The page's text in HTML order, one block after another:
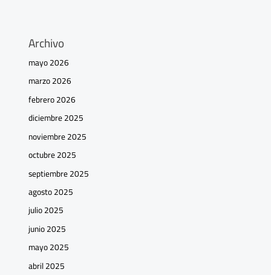
Archivo
mayo 2026
marzo 2026
febrero 2026
diciembre 2025
noviembre 2025
octubre 2025
septiembre 2025
agosto 2025
julio 2025
junio 2025
mayo 2025
abril 2025